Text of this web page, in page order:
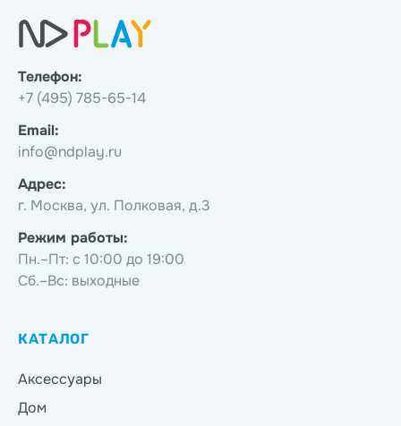
Телефон:
+7 (495) 785-65-14
Email:
info@ndplay.ru
Адрес:
г. Москва, ул. Полковая, д.3
Режим работы:
Пн.–Пт: с 10:00 до 19:00
Сб.–Вс: выходные
КАТАЛОГ
Аксессуары
Дом